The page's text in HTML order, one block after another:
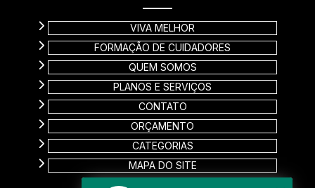
VIVA MELHOR
FORMAÇÃO DE CUIDADORES
QUEM SOMOS
PLANOS E SERVIÇOS
CONTATO
ORÇAMENTO
CATEGORIAS
MAPA DO SITE